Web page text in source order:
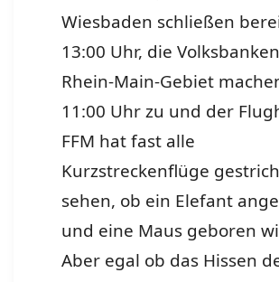
Wiesbaden schließen
13:00 Uhr, die
Rhein-Main-Gebiet
11:00 Uhr zu und der
FFM hat fast alle
Kurzstreckenflüge
sehen, ob ein Elefant
und eine Maus geboren
Aber egal ob das Hissen